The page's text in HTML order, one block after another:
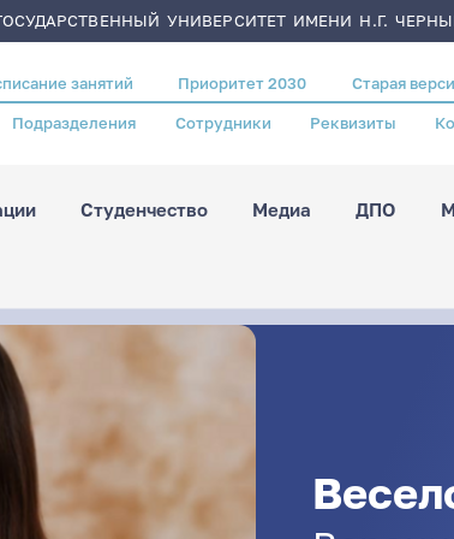
УНИВЕРСИТЕТ ИМЕНИ Н.Г.
занятий Приоритет 2030 Старая
Подразделения Сотрудники Реквизиты
Студенчество Медиа ДПО